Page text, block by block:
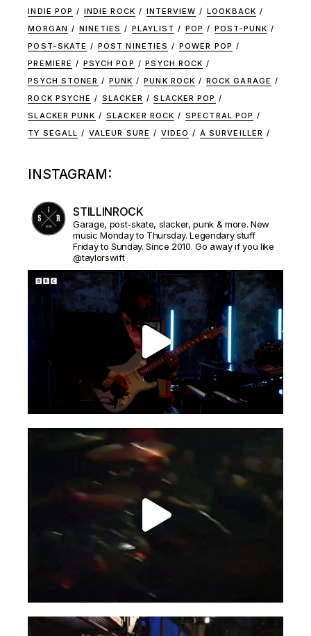
INDIE POP
INDIE ROCK INTERVIEW
LOOKBACK
MORGAN
NINETIES PLAYLIST POP
POST-PUNK
POST-SKATE
POST NINETIES
POWER POP
PREMIERE
PSYCH POP
PSYCH ROCK
PSYCH STONER
PUNK PUNK ROCK
ROCK GARAGE
ROCK PSYCHE
SLACKER
SLACKER POP
SLACKER PUNK
SLACKER ROCK
SPECTRAL POP
TY SEGALL
VALEUR SURE VIDEO À SURVEILLER
INSTAGRAM:
STILLINROCK
Garage, post-skate, slacker, punk & more. New
music Monday to Thursday. Legendary stuff
Friday to Sunday. Since 2010. Go away if you like
@taylorswift